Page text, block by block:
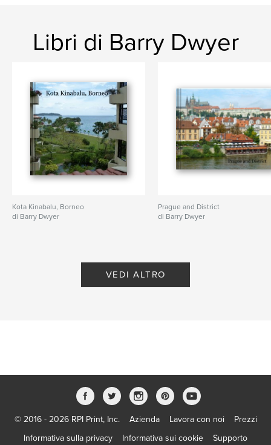
Libri di Barry Dwyer
Kota Kinabalu, Borneo
di Barry Dwyer
Prague and District
di Barry Dwyer
VEDI ALTRO
© 2016 - 2026 RPI Print, Inc. Azienda Lavora con noi
Prezzi
Informativa sulla privacy
Informativa sui cookie Supporto